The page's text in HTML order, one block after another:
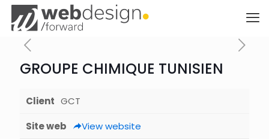
GROUPE CHIMIQUE TUNISIEN
Client GCT
Site web
View website